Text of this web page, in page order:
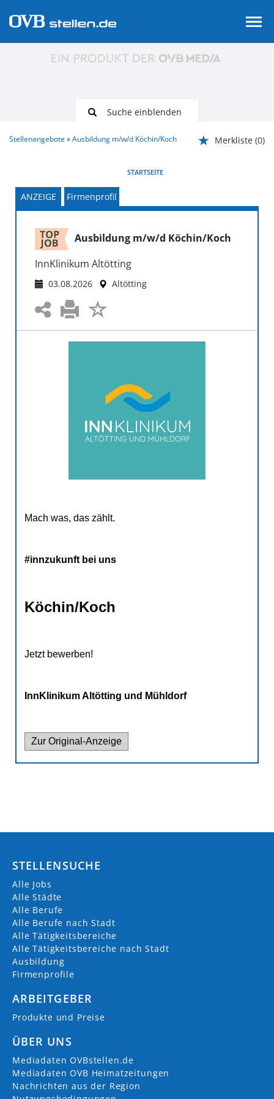
Suche einblenden
Stellenangebote Ausbildung m/w/d Köchin/Koch Merkliste (0)
STARTSEITE
ANZEIGE Firmenprofil
Ausbildung m/w/d Köchin/Koch
InnKlinikum Altötting
03.08.2026 Altötting
https://www.innklinikum.de/
Vinzenz-von-Paul-Str.
84503 Altötting
AKTUELLE JOBS (12 )
Ausbildung m/w/d Anlagenmechaniker/in für
03.08.2026
Ausbildung Pflegefachassistenz (ab 2027) m/w/d
Ausbildung m/w/d Operationstechnische/r
STELLENSUCHE
Alle Jobs
Alle Städte
Alle Berufe
Alle Berufe nach Stadt
Alle Tätigkeitsbereiche
Alle Tätigkeitsbereiche nach Stadt
Ausbildung
Firmenprofile
ARBEITGEBER
Produkte und Preise
ÜBER UNS
Mediadaten OVBstellen.de
Mediadaten OVB Heimatzeitungen
Nachrichten aus der Region